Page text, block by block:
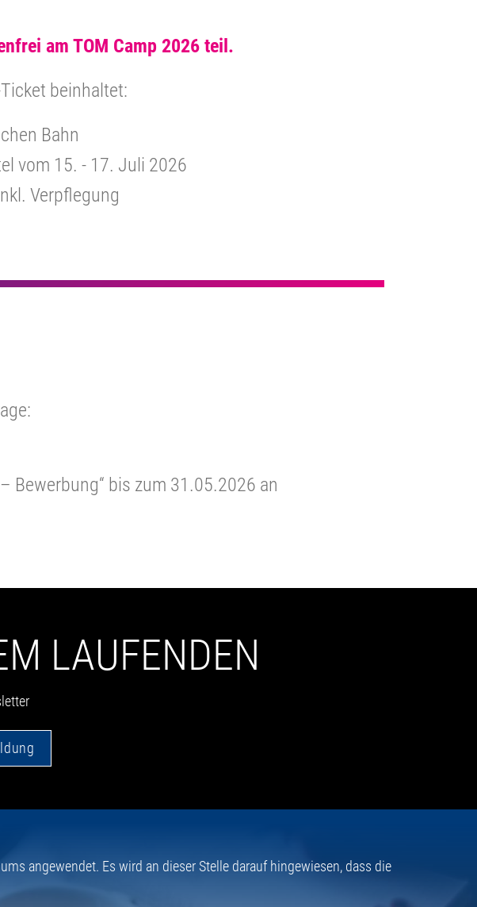
am TOM Camp 2026 teil.
beinhaltet:
Bahn
vom 15. - 17. Juli 2026
Verpflegung
Bewerbung“ bis zum 31.05.2026 an
LAUFENDEN
angewendet. Es wird an dieser Stelle darauf hingewiesen, dass die